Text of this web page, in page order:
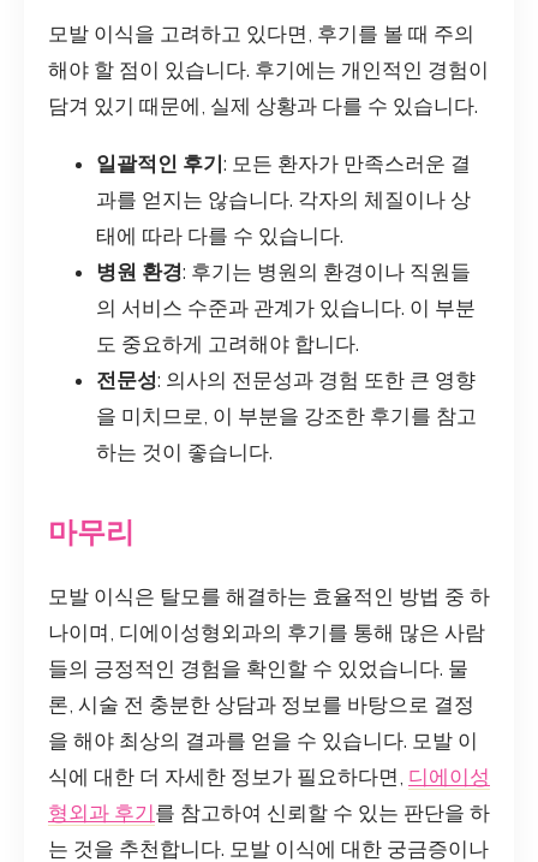
모발 이식을 고려하고 있다면, 후기를 볼 때 주의
해야 할 점이 있습니다. 후기에는 개인적인 경험이
담겨 있기 때문에, 실제 상황과 다를 수 있습니다.
일괄적인 후기: 모든 환자가 만족스러운 결
과를 얻지는 않습니다. 각자의 체질이나 상
태에 따라 다를 수 있습니다.
병원 환경: 후기는 병원의 환경이나 직원들
의 서비스 수준과 관계가 있습니다. 이 부분
도 중요하게 고려해야 합니다.
전문성: 의사의 전문성과 경험 또한 큰 영향
을 미치므로, 이 부분을 강조한 후기를 참고
하는 것이 좋습니다.
마무리
모발 이식은 탈모를 해결하는 효율적인 방법 중 하
나이며, 디에이성형외과의 후기를 통해 많은 사람
들의 긍정적인 경험을 확인할 수 있었습니다. 물
론, 시술 전 충분한 상담과 정보를 바탕으로 결정
을 해야 최상의 결과를 얻을 수 있습니다. 모발 이
식에 대한 더 자세한 정보가 필요하다면, 디에이성
형외과 후기를 참고하여 신뢰할 수 있는 판단을 하
는 것을 추천합니다. 모발 이식에 대한 궁금증이나